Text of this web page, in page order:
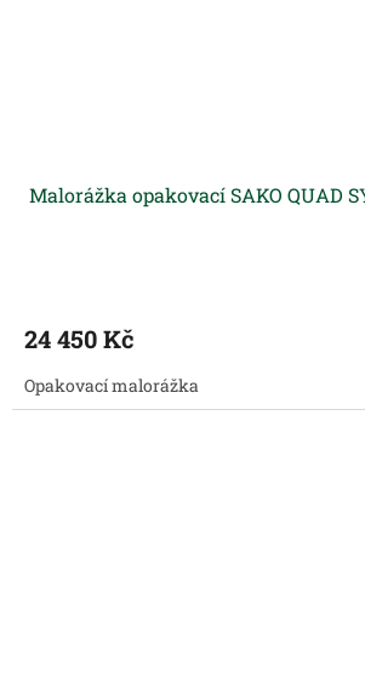
Malorážka opakovací SAKO QUAD
24 450 Kč
Opakovací malorážka